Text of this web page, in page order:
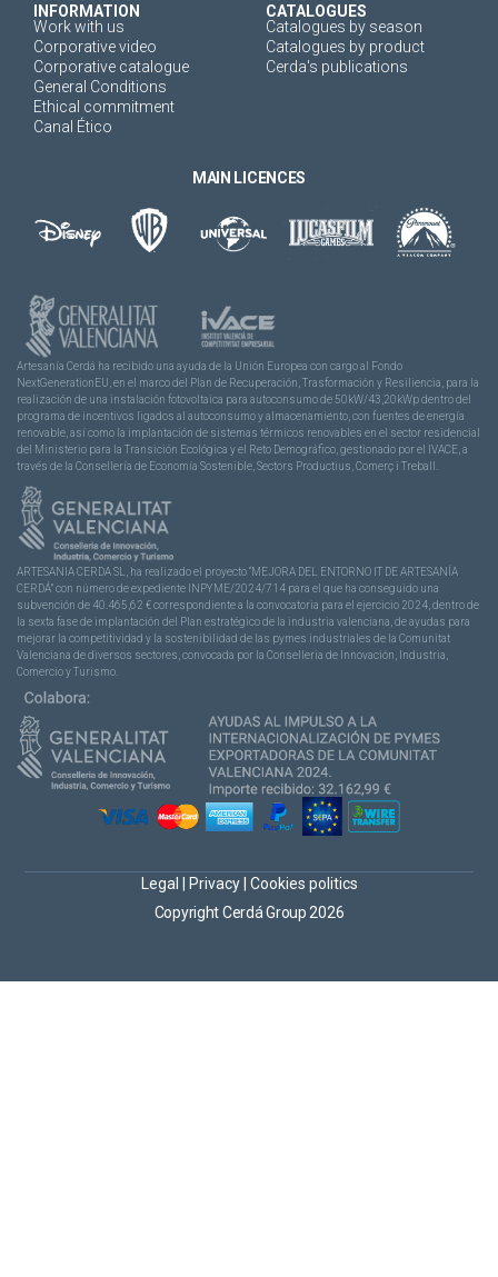
INFORMATION
Work with us
Corporative video
Corporative catalogue
General Conditions
Ethical commitment
Canal Ético
CATALOGUES
Catalogues by season
Catalogues by product
Cerda's publications
MAIN LICENCES
Artesanía Cerdá ha recibido una ayuda de la Unión Europea con cargo al Fondo
NextGenerationEU, en el marco del Plan de Recuperación, Trasformación y Resiliencia, para la
realización de una instalación fotovoltaica para autoconsumo de 50kW/43,20kWp dentro del
programa de incentivos ligados al autoconsumo y almacenamiento, con fuentes de energía
renovable, así como la implantación de sistemas térmicos renovables en el sector residencial
del Ministerio para la Transición Ecológica y el Reto Demográfico, gestionado por el IVACE, a
través de la Consellería de Economía Sostenible, Sectors Productius, Comerç i Treball.
ARTESANIA CERDA SL, ha realizado el proyecto “MEJORA DEL ENTORNO IT DE ARTESANÍA
CERDÁ” con número de expediente INPYME/2024/714 para el que ha conseguido una
subvención de 40.465,62 € correspondiente a la convocatoria para el ejercicio 2024, dentro de
la sexta fase de implantación del Plan estratégico de la industria valenciana, de ayudas para
mejorar la competitividad y la sostenibilidad de las pymes industriales de la Comunitat
Valenciana de diversos sectores, convocada por la Conselleria de Innovación, Industria,
Comercio y Turismo.
Copyright Cerdá Group 2026
Legal Privacy Cookies politics